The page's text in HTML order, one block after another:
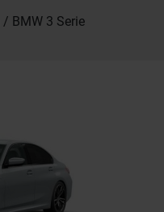
BMW 3 Serie